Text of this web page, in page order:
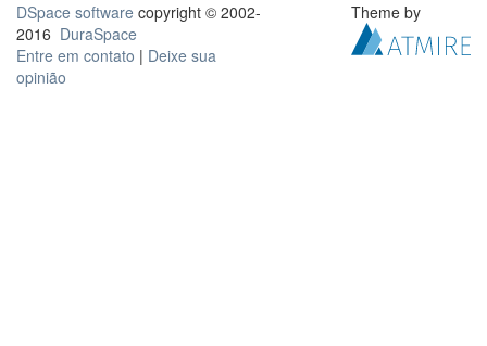
DSpace software copyright © 2002-
2016 DuraSpace
Entre em contato | Deixe sua
opinião
Theme by